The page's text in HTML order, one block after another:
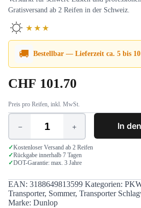
Gratisversand ab 2 Reifen in der Schweiz.
★★★
🚚 Bestellbar — Lieferzeit ca. 5 bis
CHF 101.70
Preis pro Reifen, inkl. MwSt.
Dunlop
Econodrive
185/75
R16C
104/102R
In
✓Kostenloser Versand ab 2 Reifen
✓Rückgabe innerhalb 7 Tagen
✓DOT-Garantie: max. 3 Jahre
EAN: 3188649813599 Kategorien:
Transporter, Sommer, Transporter
Marke: Dunlop